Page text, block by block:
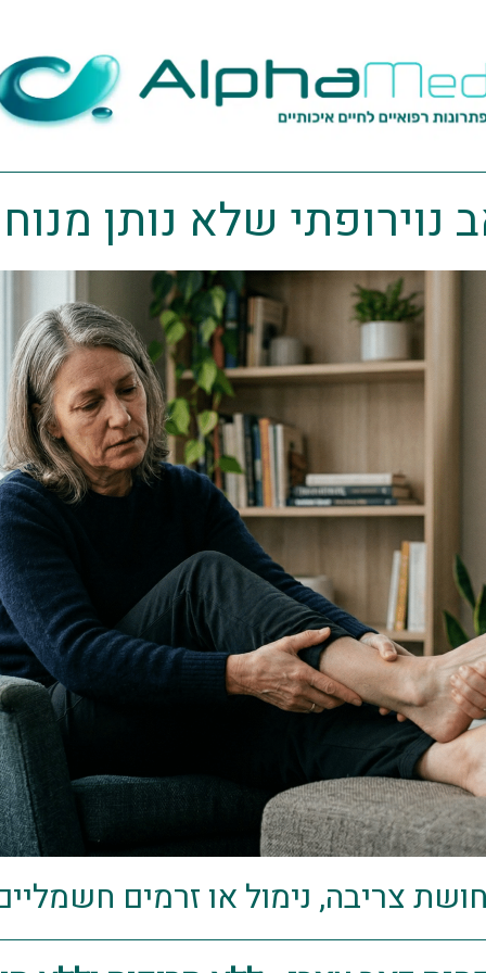
נוירופתי שלא נותן
צריבה, נימול או זרמים